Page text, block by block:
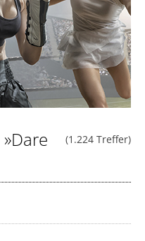
(1.224 Treffer)
»Dare